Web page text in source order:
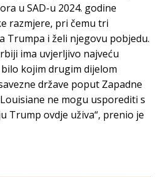
u SAD-u 2024. godine
razmjere, pri čemu tri
Trumpa i želi njegovu pobjedu.
ima uvjerljivo najveću
kojim drugim dijelom
države poput Zapadne
ne mogu usporediti s
Trump ovdje uživa“, prenio je